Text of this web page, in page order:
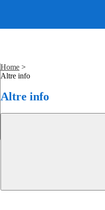
Home >
Altre info
Altre info